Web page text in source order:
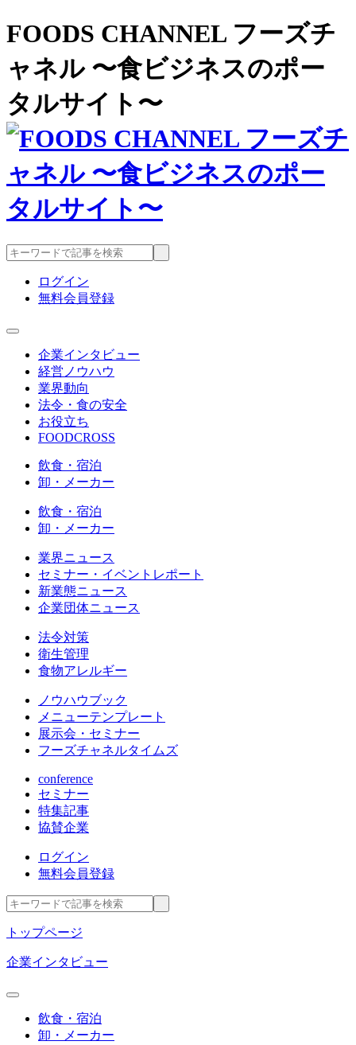
FOODS CHANNEL フーズチ
ャネル 〜食ビジネスのポー
タルサイト〜
ログイン
無料会員登録
企業インタビュー
経営ノウハウ
業界動向
法令・食の安全
お役立ち
FOODCROSS
飲食・宿泊
卸・メーカー
飲食・宿泊
卸・メーカー
業界ニュース
セミナー・イベントレポート
新業態ニュース
企業団体ニュース
法令対策
衛生管理
食物アレルギー
ノウハウブック
メニューテンプレート
展示会・セミナー
フーズチャネルタイムズ
conference
セミナー
特集記事
協賛企業
ログイン
無料会員登録
トップページ
企業インタビュー
飲食・宿泊
卸・メーカー